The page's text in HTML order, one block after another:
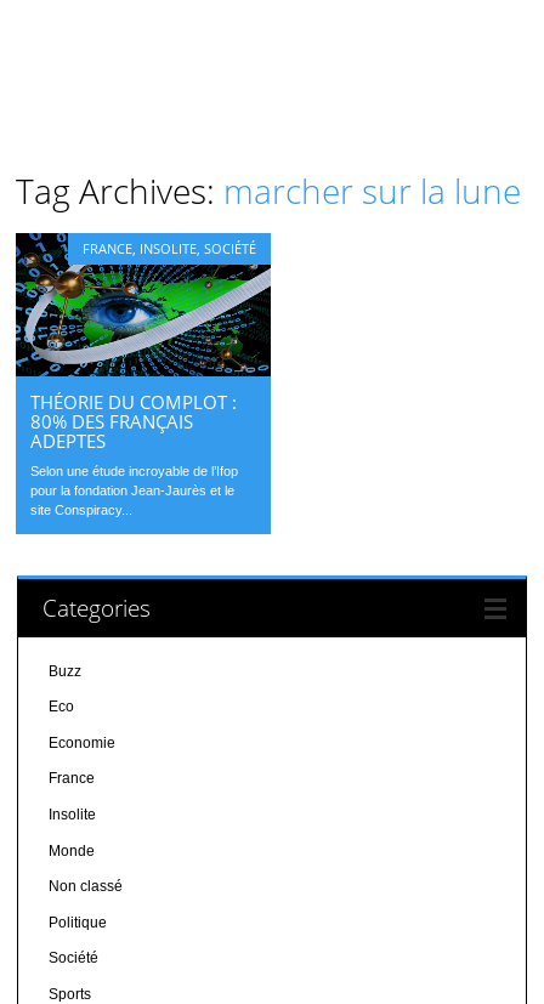
Tag Archives: marcher sur la lune
FRANCE INSOLITE ,SOCIÉTÉ
THÉORIE DU COMPLOT :
80% DES FRANÇAIS
ADEPTES
Selon une étude incroyable de l’Ifop
pour la fondation Jean-Jaurès et le
site Conspiracy...
Categories
Buzz
Eco
Economie
France
Insolite
Monde
Non classé
Politique
Société
Sports